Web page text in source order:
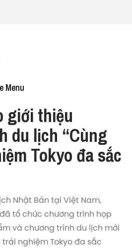
Menu
giới thiệu
du lịch “Cùng
Tokyo đa sắc
Nhật Bản tại Việt Nam,
tổ chức chương trình họp
và chương trình du lịch mới
nghiệm Tokyo đa sắc